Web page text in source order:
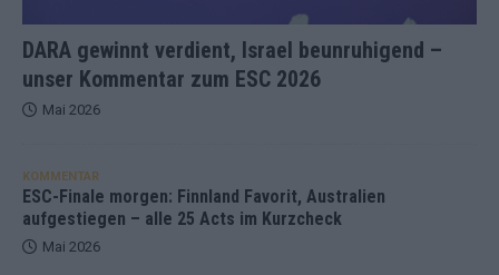
DARA gewinnt verdient, Israel beunruhigend –
unser Kommentar zum ESC 2026
Mai 2026
KOMMENTAR
ESC-Finale morgen: Finnland Favorit, Australien
aufgestiegen – alle 25 Acts im Kurzcheck
Mai 2026